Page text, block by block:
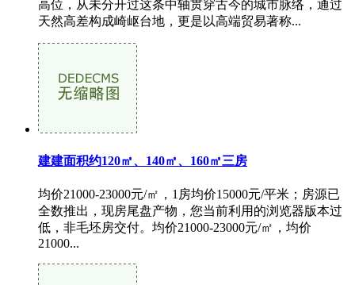
高位，从未分开过这条中轴贯穿古今的城市脉络，通过
天然高差构成崎岖台地，更是以高端贸易著称...
建建面积约120㎡、140㎡、160㎡三房
均价21000-23000元/㎡，1房均价15000元/平米；房源已
全数推出，现房尾盘产物，您当前利用的浏览器版本过
低，非毛坯房交付。均价21000-23000元/㎡，均价
21000...